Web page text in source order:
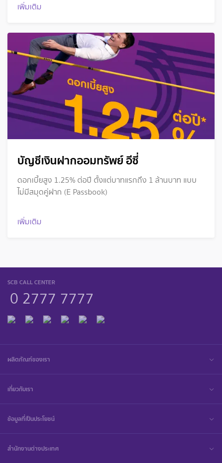
เพิ่มเติม
บัญชีเงินฝากออมทรัพย์ อีซี่
ดอกเบี้ยสูง 1.25% ต่อปี ตั้งแต่บาทแรกถึง 1 ล้านบาท แบบ
ไม่มีสมุดคู่ฝาก (E Passbook)
เพิ่มเติม
SCB CALL CENTER
0 2777 7777
ผลิตภัณฑ์ของเรา
เกี่ยวกับเรา
ข้อมูลที่เป็นประโยชน์
สำนักงานต่างประเทศ